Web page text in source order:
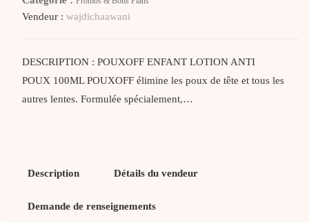
100ML
Vendeur : wajdichaawani
DESCRIPTION : POUXOFF ENFANT LOTION ANTI
POUX 100ML POUXOFF élimine les poux de tête et tous les
autres lentes. Formulée spécialement,…
Description Détails du vendeur
Demande de renseignements